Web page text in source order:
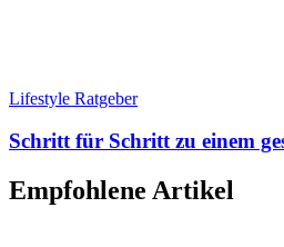
Lifestyle Ratgeber
Schritt für Schritt zu einem
Empfohlene Artikel